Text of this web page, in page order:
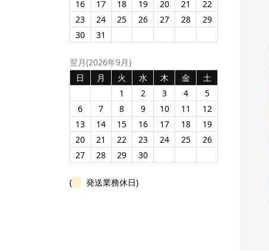
マットスクエアミラー
（M）（TM-0026）
¥126/100個の商品単
（V010548）
16
17 18 19 20 21
22
23
24 25 26 27 28
29
30
31
翌月(2026年9月)
日
月 火 水 木 金
土
1
2 3 4
5
6
7 8 9 10 11
12
13
14 15 16 17 18
19
20
21 22 23 24 25
26
27
28 29 30
( 発送業務休日)